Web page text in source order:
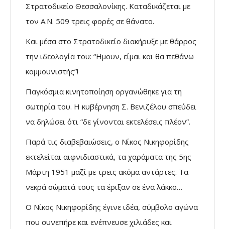
Στρατοδικείο Θεσσαλονίκης. Καταδικάζεται με
τον Α.Ν. 509 τρεις φορές σε θάνατο.
Και μέσα στο Στρατοδικείο διακήρυξε με θάρρος
την ιδεολογία του: “Ημουν, είμαι και θα πεθάνω
κομμουνιστής”!
Παγκόσμια κινητοποίηση οργανώθηκε για τη
σωτηρία του. Η κυβέρνηση Σ. Βενιζέλου σπεύδει
να δηλώσει ότι “δε γίνονται εκτελέσεις πλέον”.
Παρά τις διαβεβαιώσεις, ο Νίκος Νικηφορίδης
εκτελείται αιφνιδιαστικά, τα χαράματα της 5ης
Μάρτη 1951 μαζί με τρεις ακόμα αντάρτες. Τα
νεκρά σώματά τους τα έριξαν σε ένα λάκκο…
Ο Νίκος Νικηφορίδης έγινε ιδέα, σύμβολο αγώνα
που συνεπήρε και ενέπνευσε χιλιάδες και